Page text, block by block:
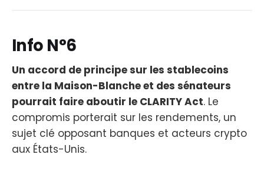
Info N°6
Un accord de principe sur les stablecoins
entre la Maison-Blanche et des sénateurs
pourrait faire aboutir le CLARITY Act. Le
compromis porterait sur les rendements, un
sujet clé opposant banques et acteurs crypto
aux États-Unis.